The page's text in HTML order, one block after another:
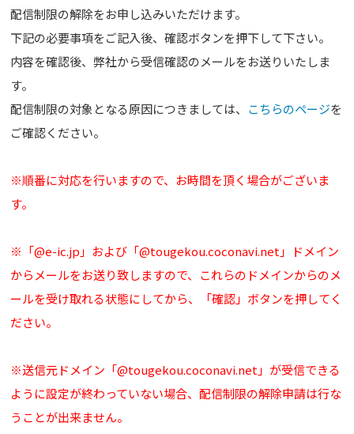
配信制限の解除をお申し込みいただけます。
下記の必要事項をご記入後、確認ボタンを押下して下さい。
内容を確認後、弊社から受信確認のメールをお送りいたしま
す。
配信制限の対象となる原因につきましては、 こちらのページを
ご確認ください。
※順番に対応を行いますので、お時間を頂く場合がございま
す。
※「@e-ic.jp」および「@tougekou.coconavi.net」ドメイン
からメールをお送り致しますので、これらのドメインからのメ
ールを受け取れる状態にしてから、「確認」ボタンを押してく
ださい。
※送信元ドメイン「@tougekou.coconavi.net」が受信できる
ように設定が終わっていない場合、配信制限の解除申請は行な
うことが出来ません。